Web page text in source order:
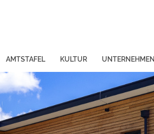
AMTSTAFEL KULTUR UNTERNEHMEN